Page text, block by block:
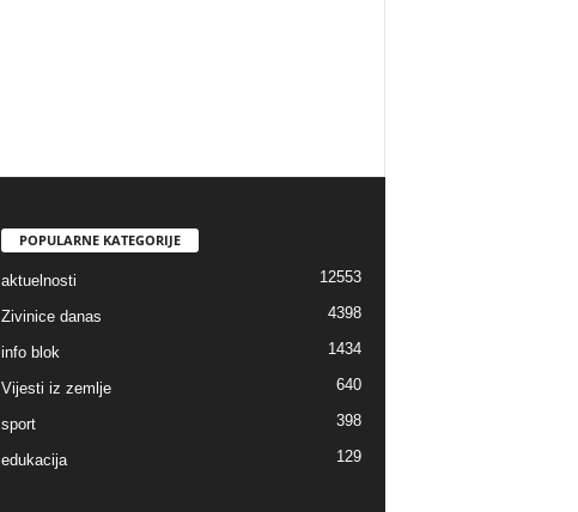
POPULARNE KATEGORIJE
aktuelnosti 12553
Zivinice danas 4398
info blok 1434
Vijesti iz zemlje 640
sport 398
edukacija 129